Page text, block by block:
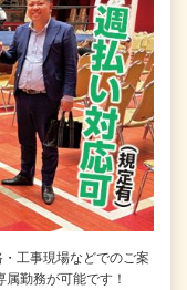
工事現場などでのご案
勤務が可能です！